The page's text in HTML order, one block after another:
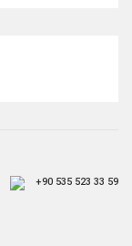
+90 535 523 33 59